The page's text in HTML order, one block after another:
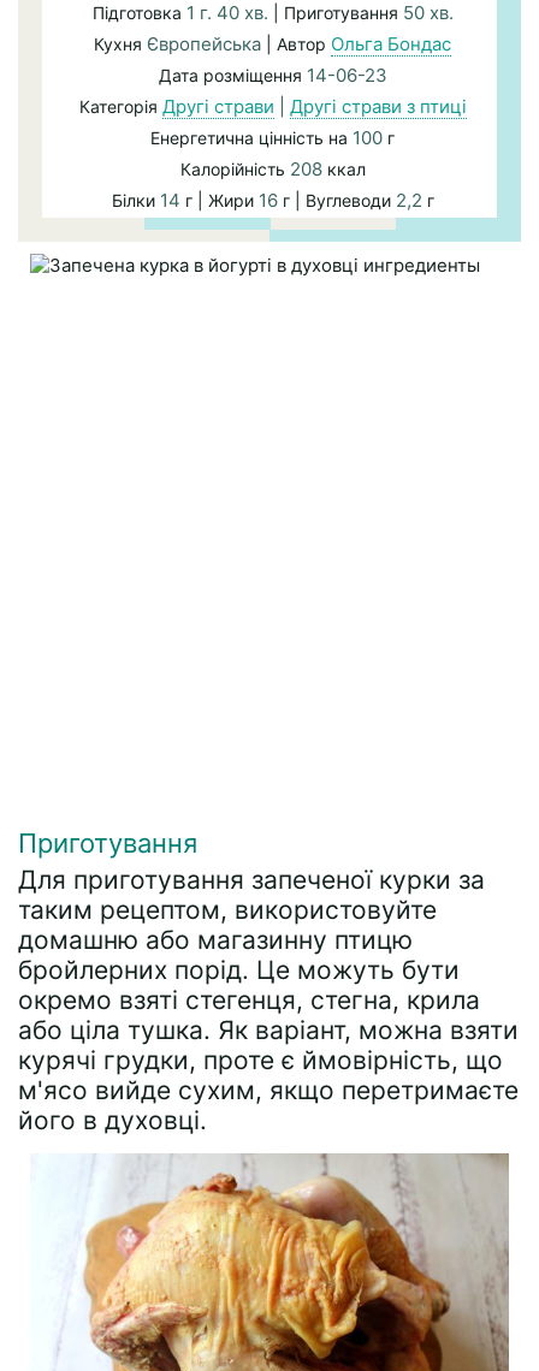
Підготовка 1 г. 40 хв. | Приготування 50 хв.
Кухня Європейська | Автор Ольга Бондас
Дата розміщення 14-06-23
Категорія Другі страви Другі страви з птиці
Енергетична цінність на 100 г
Калорійність 208ккал
Білки 14 г | Жири 16г | Вуглеводи 2,2 г
Приготування
Для приготування запеченої курки за
таким рецептом, використовуйте
домашню або магазинну птицю
бройлерних порід. Це можуть бути
окремо взяті стегенця, стегна, крила
або ціла тушка. Як варіант, можна взяти
курячі грудки, проте є ймовірність, що
м'ясо вийде сухим, якщо перетримаєте
його в духовці.